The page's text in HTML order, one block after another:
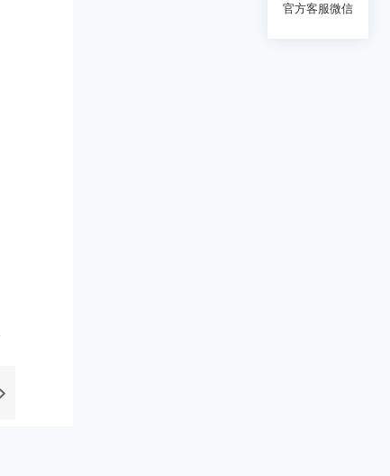
官方客服微信